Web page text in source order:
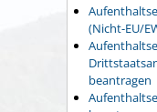
(Nicht-EU/
beantragen